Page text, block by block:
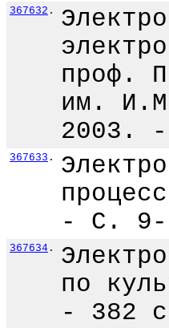
367632 .
проф.
им.
2003. -
367633 .
- С. 9-
367634 .
по
- 382